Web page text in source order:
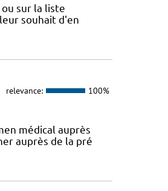
ou sur la liste
souhait d'en
relevance: 100%
médical auprès
auprès de la pré